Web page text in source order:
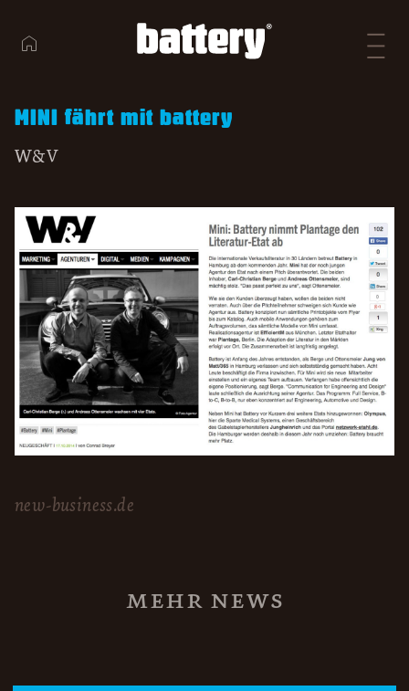
MINI fährt mit battery
W&V
new-business.de
mehr news